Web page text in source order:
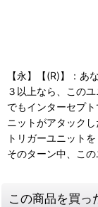
【永】【(R)】：あ
３以上なら、この
でもインターセプ
ニットがアタック
トリガーユニット
そのターン中、こ
この商品を買っ